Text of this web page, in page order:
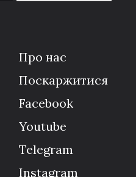
Про нас
Поскаржитися
Facebook
Youtube
Telegram
Instagram